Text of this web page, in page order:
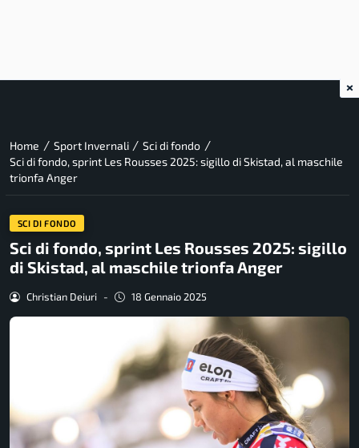
Home / Sport Invernali / Sci di fondo /
Sci di fondo, sprint Les Rousses 2025: sigillo di Skistad, al maschile
trionfa Anger
SCI DI FONDO
Sci di fondo, sprint Les Rousses 2025: sigillo
di Skistad, al maschile trionfa Anger
Christian Deiuri - 18 Gennaio 2025
×